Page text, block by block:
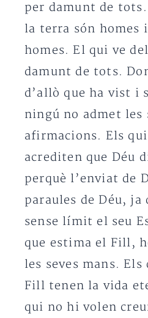
per damunt de
la terra són homes
homes. El qui ve
damunt de tots.
d’allò que ha vist i
ningú no admet les
afirmacions. Els
acrediten que Déu
perquè l’enviat de
paraules de Déu, ja
sense límit el seu
que estima el Fill,
les seves mans.
Fill tenen la vida
qui no hi volen